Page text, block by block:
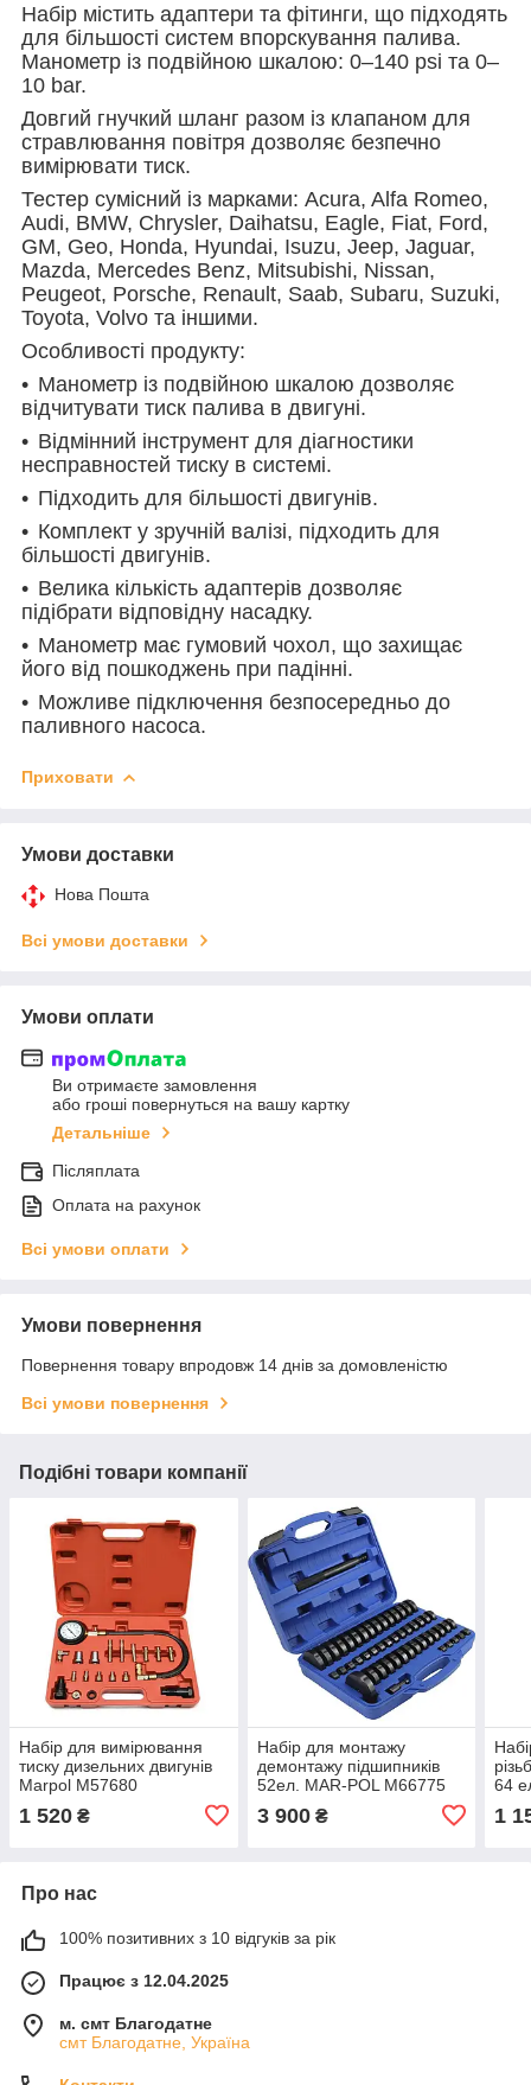
Набір містить адаптери та фітинги, що підходять
для більшості систем впорскування палива.
Манометр із подвійною шкалою: 0–140 psi та 0–
10 bar.
Довгий гнучкий шланг разом із клапаном для
стравлювання повітря дозволяє безпечно
вимірювати тиск.
Тестер сумісний із марками: Acura, Alfa Romeo,
Audi, BMW, Chrysler, Daihatsu, Eagle, Fiat, Ford,
GM, Geo, Honda, Hyundai, Isuzu, Jeep, Jaguar,
Mazda, Mercedes Benz, Mitsubishi, Nissan,
Peugeot, Porsche, Renault, Saab, Subaru, Suzuki,
Toyota, Volvo та іншими.
Особливості продукту:
Манометр із подвійною шкалою дозволяє
відчитувати тиск палива в двигуні.
Відмінний інструмент для діагностики
несправностей тиску в системі.
Підходить для більшості двигунів.
Комплект у зручній валізі, підходить для
більшості двигунів.
Велика кількість адаптерів дозволяє
підібрати відповідну насадку.
Манометр має гумовий чохол, що захищає
його від пошкоджень при падінні.
Можливе підключення безпосередньо до
паливного насоса.
Приховати
Умови доставки
Нова Пошта
Всі умови доставки
Умови оплати
Ви отримаєте замовлення
або гроші повернуться на вашу картку
Детальніше
Післяплата
Оплата на рахунок
Всі умови оплати
Умови повернення
Повернення товару впродовж 14 днів за домовленістю
Всі умови повернення
Подібні товари компанії
Набір для вимірювання
тиску дизельних двигунів
Marpol M57680
1 520 ₴
Набір для монтажу
демонтажу підшипників
52ел. MAR-POL M66775
3 900₴
64
1
Про нас
100% позитивних з 10 відгуків за рік
Працює з 12.04.2025
м. смт Благодатне
смт Благодатне, Україна